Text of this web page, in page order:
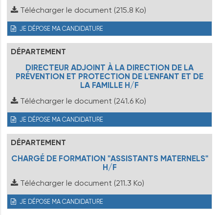
Télécharger le document (215.8 Ko)
JE DÉPOSE MA CANDIDATURE
DÉPARTEMENT
DIRECTEUR ADJOINT À LA DIRECTION DE LA
PRÉVENTION ET PROTECTION DE L'ENFANT ET DE
LA FAMILLE H/F
Télécharger le document (241.6 Ko)
JE DÉPOSE MA CANDIDATURE
DÉPARTEMENT
CHARGÉ DE FORMATION "ASSISTANTS MATERNELS"
H/F
Télécharger le document (211.3 Ko)
JE DÉPOSE MA CANDIDATURE